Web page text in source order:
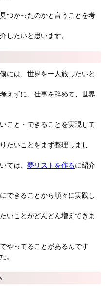
つかったのかと言うことを考
したいと思います。
には、世界を一人旅したいと
えずに、仕事を辞めて、世界
こと・できることを実現して
たいことをまず整理しまし
ては、 夢リストを作るに紹介
できることから順々に実践し
いことがどんどん増えてきま
やってることがあるんです
。